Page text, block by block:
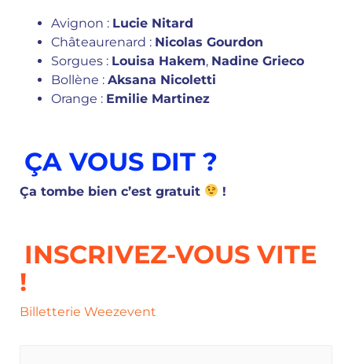
Avignon : Lucie Nitard
Châteaurenard : Nicolas Gourdon
Sorgues : Louisa Hakem, Nadine Grieco
Bollène : Aksana Nicoletti
Orange : Emilie Martinez
ÇA VOUS DIT ?
Ça tombe bien c’est gratuit !
INSCRIVEZ-VOUS VITE
!
Billetterie Weezevent